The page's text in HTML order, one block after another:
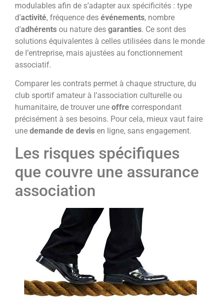
modulables afin de s’adapter aux spécificités : type
d’activité, fréquence des événements, nombre
d’adhérents ou nature des garanties. Ce sont des
solutions équivalentes à celles utilisées dans le monde
de l’entreprise, mais ajustées au fonctionnement
associatif.
Comparer les contrats permet à chaque structure, du
club sportif amateur à l’association culturelle ou
humanitaire, de trouver une offre correspondant
précisément à ses besoins. Pour cela, mieux vaut faire
une demande de devis en ligne, sans engagement.
Les risques spécifiques
que couvre une assurance
association